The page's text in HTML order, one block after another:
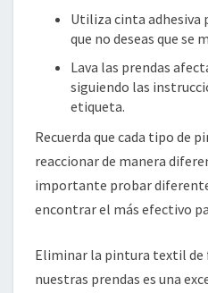
Utiliza cinta adhesiva
que no deseas que se
Lava las prendas
siguiendo las
etiqueta.
Recuerda que cada tipo de
reaccionar de manera
importante probar
encontrar el más efectivo
Eliminar la pintura textil de
nuestras prendas es una